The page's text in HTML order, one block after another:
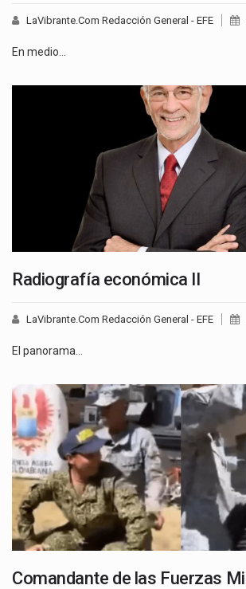
LaVibrante.Com Redacción General - EFE
En medio…
Radiografía económica II
LaVibrante.Com Redacción General - EFE
El panorama…
Comandante de las Fuerzas